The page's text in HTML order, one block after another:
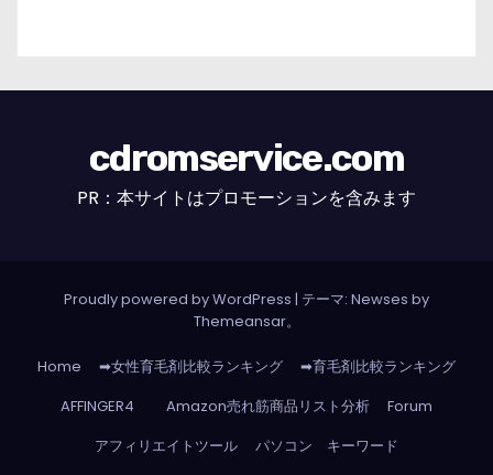
cdromservice.com
PR：本サイトはプロモーションを含みます
Proudly powered by WordPress | テーマ: Newses by
Themeansar。
Home ➡女性育毛剤比較ランキング
➡育毛剤比較ランキング
AFFINGER4
Amazon売れ筋商品リスト分析
Forum
アフィリエイトツール
パソコン キーワード